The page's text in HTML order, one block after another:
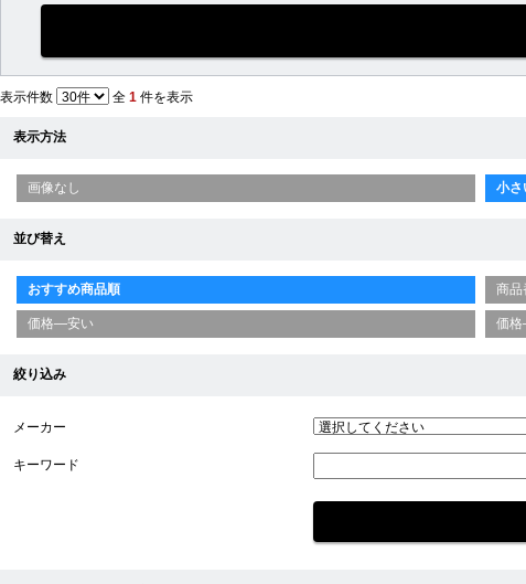
表示件数 全 1 件を表示
表示方法
画像なし 小さ
並び替え
おすすめ商品順 商品
価格—安い 価
絞り込み
メーカー
キーワード